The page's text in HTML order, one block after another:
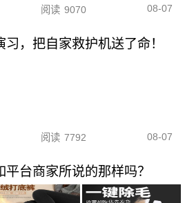
阅读 9070 08-07
，把自家救护机送了命！
阅读 7792 08-07
台商家所说的那样吗？